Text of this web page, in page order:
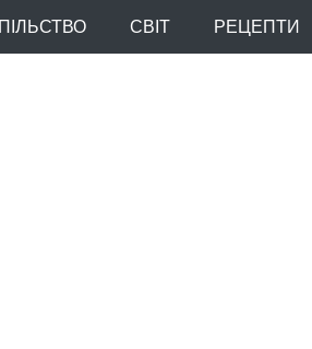
СВІТ РЕЦЕПТИ